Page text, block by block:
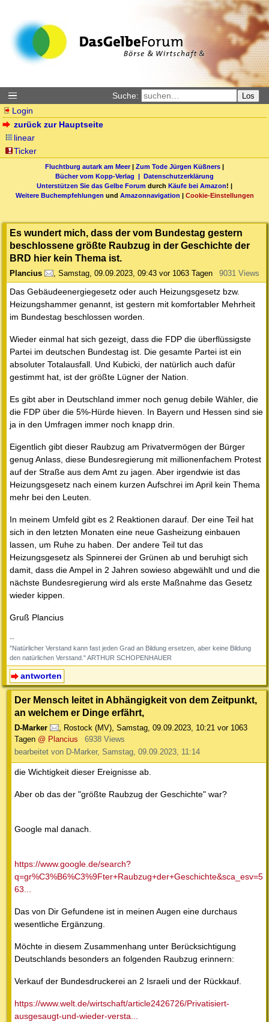
Suche: Los
Login
zurück zur Hauptseite
linear
Ticker
Fluchtburg autark am Meer| Zum Tode Jürgen Küßners |
Bücher vom Kopp-Verlag | Datenschutzerklärung
Unterstützen Sie das Gelbe Forum durch Käufe bei Amazon! |
Weitere Buchempfehlungen und Amazonnavigation | Cookie-Einstellungen
Es wundert mich, dass der vom Bundestag gestern
beschlossene größte Raubzug in der Geschichte der
BRD hier kein Thema ist.
Plancius , Samstag, 09.09.2023, 09:43 vor 1063 Tagen 9031 Views
Das Gebäudeenergiegesetz oder auch Heizungsgesetz bzw.
Heizungshammer genannt, ist gestern mit komfortabler Mehrheit
im Bundestag beschlossen worden.
Wieder einmal hat sich gezeigt, dass die FDP die überflüssigste
Partei im deutschen Bundestag ist. Die gesamte Partei ist ein
absoluter Totalausfall. Und Kubicki, der natürlich auch dafür
gestimmt hat, ist der größte Lügner der Nation.
Es gibt aber in Deutschland immer noch genug debile Wähler, die
die FDP über die 5%-Hürde hieven. In Bayern und Hessen sind sie
ja in den Umfragen immer noch knapp drin.
Eigentlich gibt dieser Raubzug am Privatvermögen der Bürger
genug Anlass, diese Bundesregierung mit millionenfachem Protest
auf der Straße aus dem Amt zu jagen. Aber irgendwie ist das
Heizungsgesetz nach einem kurzen Aufschrei im April kein Thema
mehr bei den Leuten.
In meinem Umfeld gibt es 2 Reaktionen darauf. Der eine Teil hat
sich in den letzten Monaten eine neue Gasheizung einbauen
lassen, um Ruhe zu haben. Der andere Teil tut das
Heizungsgesetz als Spinnerei der Grünen ab und beruhigt sich
damit, dass die Ampel in 2 Jahren sowieso abgewählt und und die
nächste Bundesregierung wird als erste Maßnahme das Gesetz
wieder kippen.
Gruß Plancius
--
"Natürlicher Verstand kann fast jeden Grad an Bildung ersetzen, aber keine Bildung
den natürlichen Verstand." ARTHUR SCHOPENHAUER
antworten
Der Mensch leitet in Abhängigkeit von dem Zeitpunkt,
an welchem er Dinge erfährt,
D-Marker , Rostock (MV), Samstag, 09.09.2023, 10:21 vor 1063
Tagen @ Plancius
6938 Views
bearbeitet von D-Marker, Samstag, 09.09.2023, 11:14
die Wichtigkeit dieser Ereignisse ab.
Aber ob das der "größte Raubzug der Geschichte" war?
Google mal danach.
https://www.google.de/search?
q=gr%C3%B6%C3%9Fter+Raubzug+der+Geschichte&sca_esv=5
63...
Das von Dir Gefundene ist in meinen Augen eine durchaus
wesentliche Ergänzung.
Möchte in diesem Zusammenhang unter Berücksichtigung
Deutschlands besonders an folgenden Raubzug erinnern:
Verkauf der Bundesdruckerei an 2 Israeli und der Rückkauf.
https://www.welt.de/wirtschaft/article2426726/Privatisiert-
ausgesaugt-und-wieder-versta...